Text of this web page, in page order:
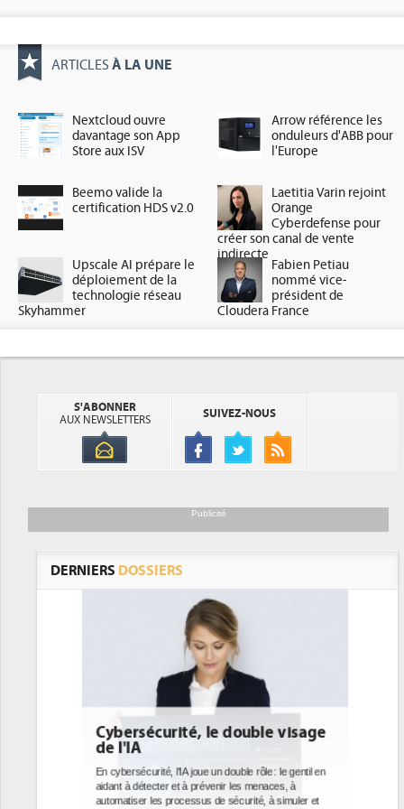
ARTICLES À LA UNE
Nextcloud ouvre
davantage son App
Store aux ISV
Arrow référence les
onduleurs d'ABB pour
l'Europe
Beemo valide la
certification HDS v2.0
Laetitia Varin rejoint
Orange
Cyberdefense pour
créer son canal de vente
indirecte
Upscale AI prépare le
déploiement de la
technologie réseau
Skyhammer
Fabien Petiau
nommé vice-
président de
Cloudera France
S'ABONNER
AUX NEWSLETTERS
SUIVEZ-NOUS
Publicité
DERNIERS DOSSIERS
DEE: l'efficacité énergétique
bientôt une obligation pour les
datacenters
Des datacenters plus durables et plus efficaces, c'est
ce que recherchent les pouvoirs publics européens